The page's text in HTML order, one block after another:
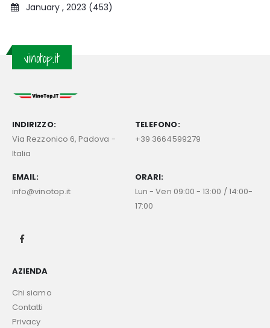
January , 2023 (453)
vinotop.it
INDIRIZZO:
Via Rezzonico 6, Padova -
Italia
TELEFONO:
+39 3664599279
EMAIL:
info@vinotop.it
ORARI:
Lun - Ven 09:00 - 13:00 / 14:00-
17:00
AZIENDA
Chi siamo
Contatti
Privacy